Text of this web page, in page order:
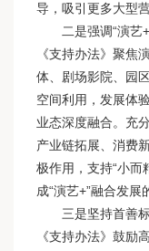
导，吸引更多大型
二是强调“演艺
《支持办法》聚焦
体、剧场影院、园
空间利用，发展体
业态深度融合。充
产业链拓展、消费
极作用，支持“小而
成“演艺+”融合发展
三是坚持首善
《支持办法》鼓励